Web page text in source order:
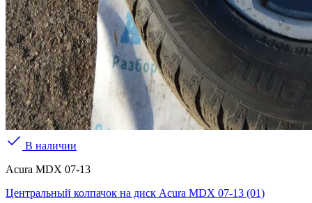
В наличии
Acura MDX 07-13
Центральный колпачок на диск Acura MDX 07-13 (01)